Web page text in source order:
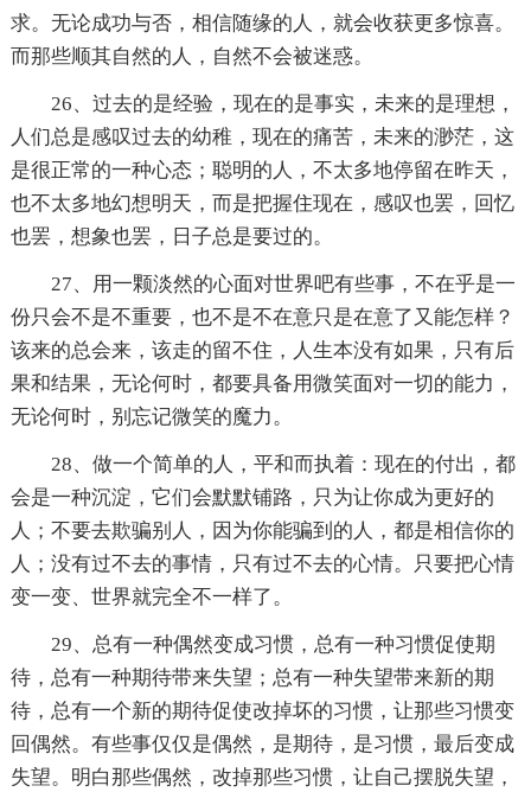
求。无论成功与否，相信随缘的人，就会收获更多惊喜。
而那些顺其自然的人，自然不会被迷惑。
26、过去的是经验，现在的是事实，未来的是理想，
人们总是感叹过去的幼稚，现在的痛苦，未来的渺茫，这
是很正常的一种心态；聪明的人，不太多地停留在昨天，
也不太多地幻想明天，而是把握住现在，感叹也罢，回忆
也罢，想象也罢，日子总是要过的。
27、用一颗淡然的心面对世界吧有些事，不在乎是一
份只会不是不重要，也不是不在意只是在意了又能怎样？
该来的总会来，该走的留不住，人生本没有如果，只有后
果和结果，无论何时，都要具备用微笑面对一切的能力，
无论何时，别忘记微笑的魔力。
28、做一个简单的人，平和而执着：现在的付出，都
会是一种沉淀，它们会默默铺路，只为让你成为更好的
人；不要去欺骗别人，因为你能骗到的人，都是相信你的
人；没有过不去的事情，只有过不去的心情。只要把心情
变一变、世界就完全不一样了。
29、总有一种偶然变成习惯，总有一种习惯促使期
待，总有一种期待带来失望；总有一种失望带来新的期
待，总有一个新的期待促使改掉坏的习惯，让那些习惯变
回偶然。有些事仅仅是偶然，是期待，是习惯，最后变成
失望。明白那些偶然，改掉那些习惯，让自己摆脱失望，